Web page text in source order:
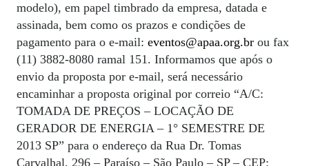
modelo), em papel timbrado da empresa, datada e
assinada, bem como os prazos e condições de
pagamento para o e-mail: eventos@apaa.org.br ou fax
(11) 3882-8080 ramal 151. Informamos que após o
envio da proposta por e-mail, será necessário
encaminhar a proposta original por correio “A/C:
TOMADA DE PREÇOS – LOCAÇÃO DE
GERADOR DE ENERGIA – 1° SEMESTRE DE
2013 SP” para o endereço da Rua Dr. Tomas
Carvalhal, 296 – Paraíso – São Paulo – SP – CEP: